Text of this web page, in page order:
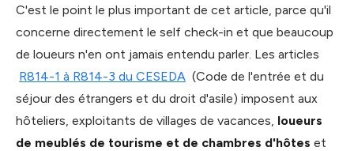
C'est le point le plus important de cet article, parce qu'il
concerne directement le self check-in et que beaucoup
de loueurs n'en ont jamais entendu parler. Les articles
R814-1 à R814-3 du CESEDA (Code de l'entrée et du
séjour des étrangers et du droit d'asile) imposent aux
hôteliers, exploitants de villages de vacances, loueurs
de meublés de tourisme et de chambres d'hôtes et